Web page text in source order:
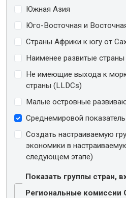
Южная Азия
Юго-Восточная и
Страны Африки к югу от
Наименее развитые страны
Не имеющие выхода к
страны (LLDCs)
Малые островные
Среднемировой показатель
Создать настраиваемую
экономики в
следующем этапе)
Показать группы стран,
Региональные комиссии